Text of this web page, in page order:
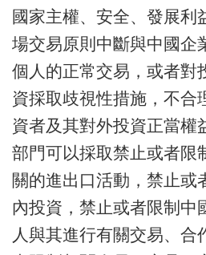
國家主權、安全、發展利
場交易原則中斷與中國企
個人的正常交易，或者對
資採取歧視性措施，不合
資者及其對外投資正當權
部門可以採取禁止或者限
關的進出口活動，禁止或
內投資，禁止或者限制中
人與其進行有關交易、合